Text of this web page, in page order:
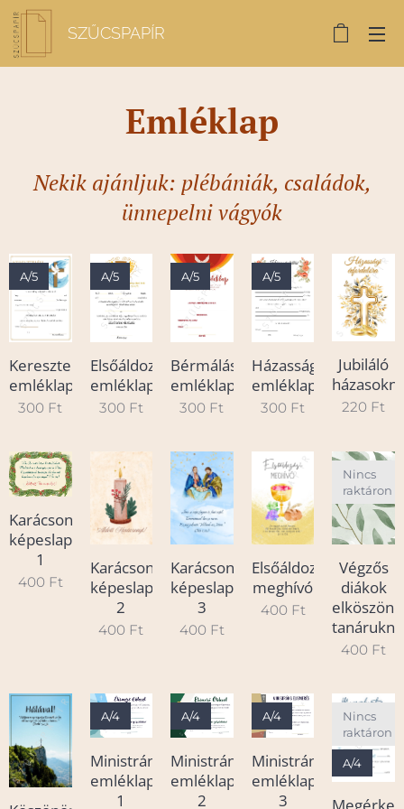
SZŰCSPAPÍR
Emléklap
Nekik ajánljuk: plébániák, családok,
ünnepelni vágyók
Keresztelési
emléklap
A/5
300 Ft
Elsőáldozási
emléklap
A/5
300 Ft
Bérmálási
emléklap
A/5
300 Ft
Házasságkötési
emléklap
A/5
300 Ft
Jubiláló
220 Ft
Karácsonyi
képeslap
1
400 Ft
Karácsonyi
képeslap
2
400 Ft
Karácsonyi
képeslap
3
400 Ft
Elsőáldozási
meghívó
400 Ft
Végzős
diákok
Nincs
raktáron
400 Ft
Ministráns
emléklap
1
A/4
Ministráns
emléklap
2
A/4
Ministráns
emléklap
3
A/4
Nincs
raktáron
A/4